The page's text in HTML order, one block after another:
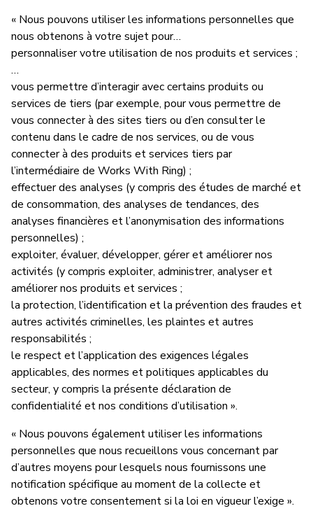
« Nous pouvons utiliser les informations personnelles que
nous obtenons à votre sujet pour…
personnaliser votre utilisation de nos produits et services ;
…
vous permettre d’interagir avec certains produits ou
services de tiers (par exemple, pour vous permettre de
vous connecter à des sites tiers ou d’en consulter le
contenu dans le cadre de nos services, ou de vous
connecter à des produits et services tiers par
l’intermédiaire de Works With Ring) ;
effectuer des analyses (y compris des études de marché et
de consommation, des analyses de tendances, des
analyses financières et l’anonymisation des informations
personnelles) ;
exploiter, évaluer, développer, gérer et améliorer nos
activités (y compris exploiter, administrer, analyser et
améliorer nos produits et services ;
la protection, l’identification et la prévention des fraudes et
autres activités criminelles, les plaintes et autres
responsabilités ;
le respect et l’application des exigences légales
applicables, des normes et politiques applicables du
secteur, y compris la présente déclaration de
confidentialité et nos conditions d’utilisation ».
« Nous pouvons également utiliser les informations
personnelles que nous recueillons vous concernant par
d’autres moyens pour lesquels nous fournissons une
notification spécifique au moment de la collecte et
obtenons votre consentement si la loi en vigueur l’exige ».